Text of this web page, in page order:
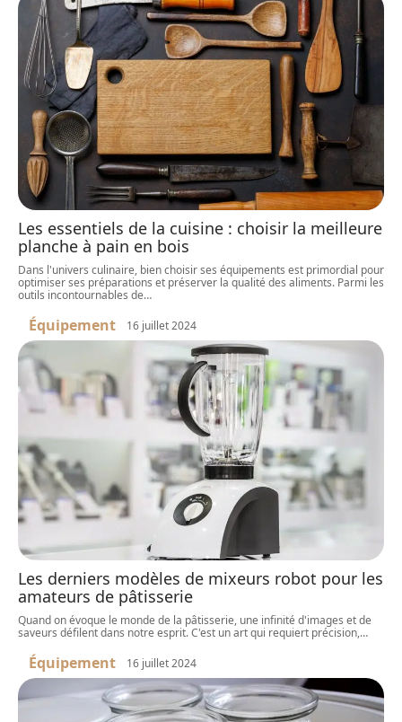
Les essentiels de la cuisine : choisir la meilleure
planche à pain en bois
Dans l'univers culinaire, bien choisir ses équipements est primordial pour
optimiser ses préparations et préserver la qualité des aliments. Parmi les
outils incontournables de…
Équipement 16 juillet 2024
Les derniers modèles de mixeurs robot pour les
amateurs de pâtisserie
Quand on évoque le monde de la pâtisserie, une infinité d'images et de
saveurs défilent dans notre esprit. C'est un art qui requiert précision,…
Équipement 16 juillet 2024